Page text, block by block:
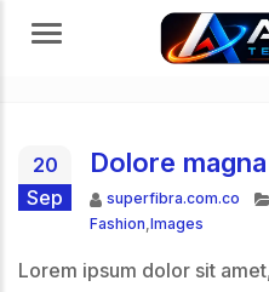
Menú
20
Sep
Dolore
Autor
superfibra.com.co
Fashion Images
Lorem ipsum dolor sit